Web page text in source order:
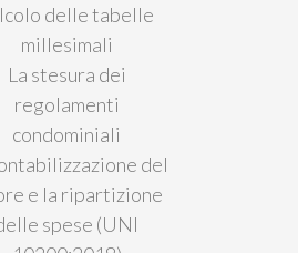
delle tabelle
millesimali
La stesura dei
regolamenti
condominiali
del
e la ripartizione
spese (UNI